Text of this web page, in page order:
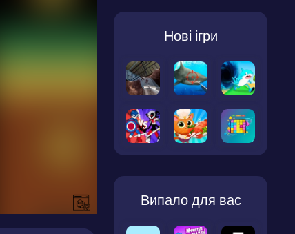
Нові ігри
Випало для вас